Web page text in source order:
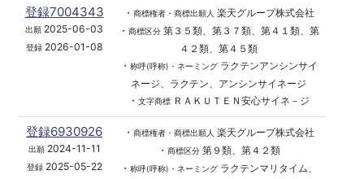
登録7004343
出願 2025-06-03
登録2026-01-08
・ 商標権者・商標出願人 楽天グループ株式会社
・ 商標区分第３５類、第３７類、第４１類、第
４２類、第４５類
・ 称呼(呼称)・ネーミングラクテンアンシンサイ
ネージ、ラクテン、アンシンサイネージ
・ 文字商標ＲＡＫＵＴＥＮ安心サイネ－ジ
登録6930926
出願2024-11-11
登録2025-05-22
・ 商標権者・商標出願人 楽天グループ株式会社
・ 商標区分第９類、第４２類
・ 称呼(呼称)・ネーミングラクテンマリタイム、